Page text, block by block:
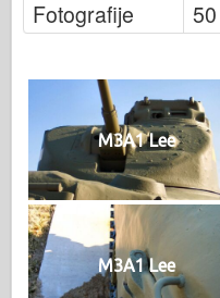
Fotografije 50
M3A1 Lee
M3A1 Lee